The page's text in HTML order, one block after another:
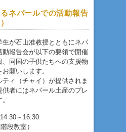
ネパールでの活動報告
が石山准教授とともにネパ
動報告会が以下の要領で開催
同国の子供たちへの支援物
願いします。
ィ（チャイ）が提供されま
者にはネパール土産のプレ
～16:30
段教室）